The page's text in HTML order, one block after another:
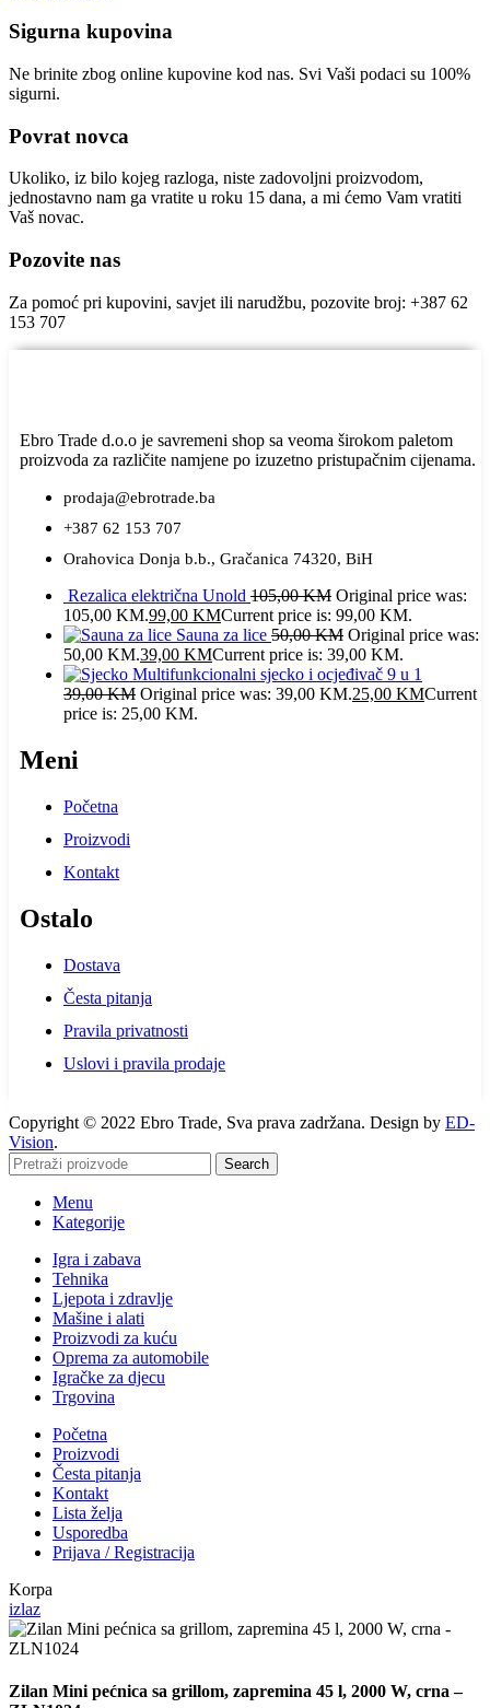
Sigurna kupovina
Ne brinite zbog online kupovine kod nas. Svi Vaši podaci su 100%
sigurni.
Povrat novca
Ukoliko, iz bilo kojeg razloga, niste zadovoljni proizvodom,
jednostavno nam ga vratite u roku 15 dana, a mi ćemo Vam vratiti
Vaš novac.
Pozovite nas
Za pomoć pri kupovini, savjet ili narudžbu, pozovite broj: +387 62
153 707
Ebro Trade d.o.o je savremeni shop sa veoma širokom paletom
proizvoda za različite namjene po izuzetno pristupačnim cijenama.
prodaja@ebrotrade.ba
+387 62 153 707
Orahovica Donja b.b., Gračanica 74320, BiH
Rezalica električna Unold 105,00KM Original price was:
105,00 KM.99,00 KMCurrent price is: 99,00 KM.
Sauna za lice 50,00KM Original price was:
50,00 KM.39,00 KMCurrent price is: 39,00 KM.
Multifunkcionalni sjecko i ocjeđivač 9 u 1
39,00KM Original price was: 39,00 KM.25,00 KMCurrent
price is: 25,00 KM.
Meni
Početna
Proizvodi
Kontakt
Ostalo
Dostava
Česta pitanja
Pravila privatnosti
Uslovi i pravila prodaje
Copyright © 2022 Ebro Trade, Sva prava zadržana. Design by ED-
Vision.
Search
Menu
Kategorije
Igra i zabava
Tehnika
Ljepota i zdravlje
Mašine i alati
Proizvodi za kuću
Oprema za automobile
Igračke za djecu
Trgovina
Početna
Proizvodi
Česta pitanja
Kontakt
Lista želja
Usporedba
Prijava / Registracija
Korpa
izlaz
Zilan Mini pećnica sa grillom, zapremina 45 l, 2000 W, crna –